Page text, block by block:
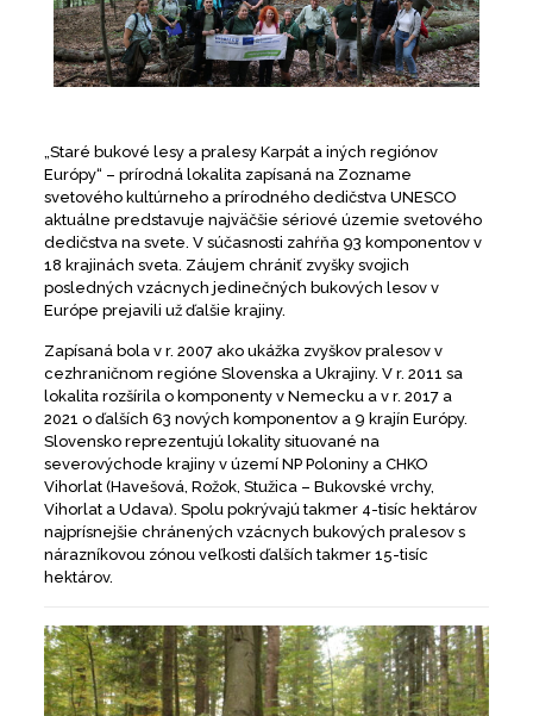
„Staré bukové lesy a pralesy Karpát a iných regiónov
Európy“ – prírodná lokalita zapísaná na Zozname
svetového kultúrneho a prírodného dedičstva UNESCO
aktuálne predstavuje najväčšie sériové územie svetového
dedičstva na svete. V súčasnosti zahŕňa 93 komponentov v
18 krajinách sveta. Záujem chrániť zvyšky svojich
posledných vzácnych jedinečných bukových lesov v
Európe prejavili už ďalšie krajiny.
Zapísaná bola v r. 2007 ako ukážka zvyškov pralesov v
cezhraničnom regióne Slovenska a Ukrajiny. V r. 2011 sa
lokalita rozšírila o komponenty v Nemecku a v r. 2017 a
2021 o ďalších 63 nových komponentov a 9 krajín Európy.
Slovensko reprezentujú lokality situované na
severovýchode krajiny v území NP Poloniny a CHKO
Vihorlat (Havešová, Rožok, Stužica – Bukovské vrchy,
Vihorlat a Udava). Spolu pokrývajú takmer 4-tisíc hektárov
najprísnejšie chránených vzácnych bukových pralesov s
nárazníkovou zónou veľkosti ďalších takmer 15-tisíc
hektárov.